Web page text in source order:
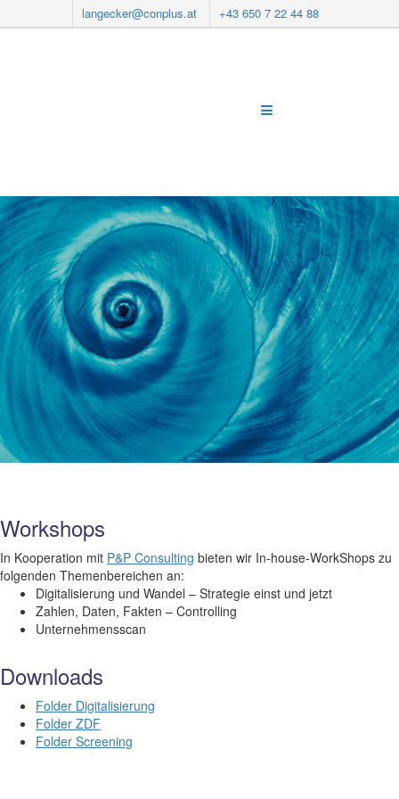
langecker@conplus.at +43 650 7 22 44 88
Workshops
In Kooperation mit P&P Consulting bieten wir In-house-WorkShops zu
folgenden Themenbereichen an:
Digitalisierung und Wandel – Strategie einst und jetzt
Zahlen, Daten, Fakten – Controlling
Unternehmensscan
Downloads
Folder Digitalisierung
Folder ZDF
Folder Screening